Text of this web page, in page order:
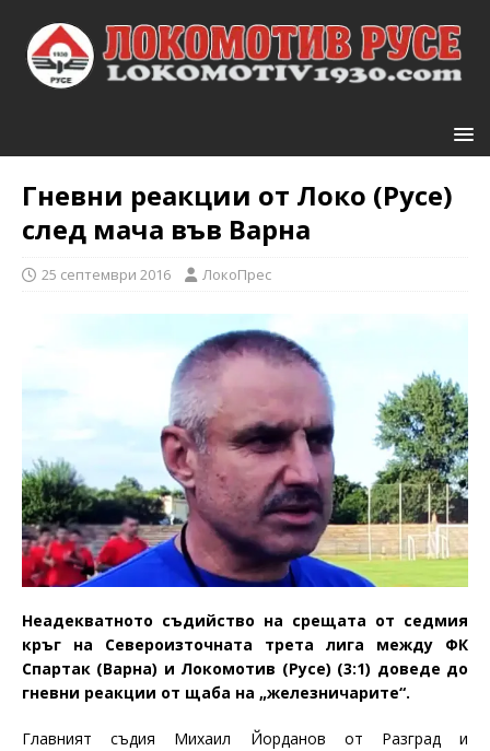
Гневни реакции от Локо (Русе)
след мача във Варна
25 септември 2016 ЛокоПрес
Неадекватното съдийство на срещата от седмия
кръг на Североизточната трета лига между ФК
Спартак (Варна) и Локомотив (Русе) (3:1) доведе до
гневни реакции от щаба на „железничарите“.
Главният съдия Михаил Йорданов от Разград и